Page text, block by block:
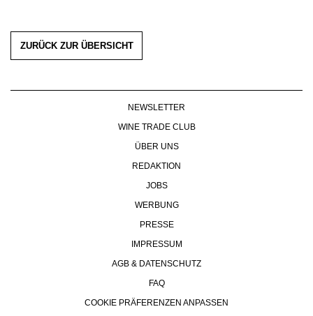
ZURÜCK ZUR ÜBERSICHT
NEWSLETTER
WINE TRADE CLUB
ÜBER UNS
REDAKTION
JOBS
WERBUNG
PRESSE
IMPRESSUM
AGB & DATENSCHUTZ
FAQ
COOKIE PRÄFERENZEN ANPASSEN